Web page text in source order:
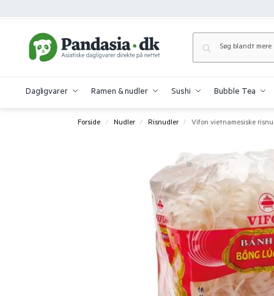
Dagligvarer Ramen & nudler Sushi Bubble Tea
Forside / Nudler / Risnudler / Vifon vietnamesiske